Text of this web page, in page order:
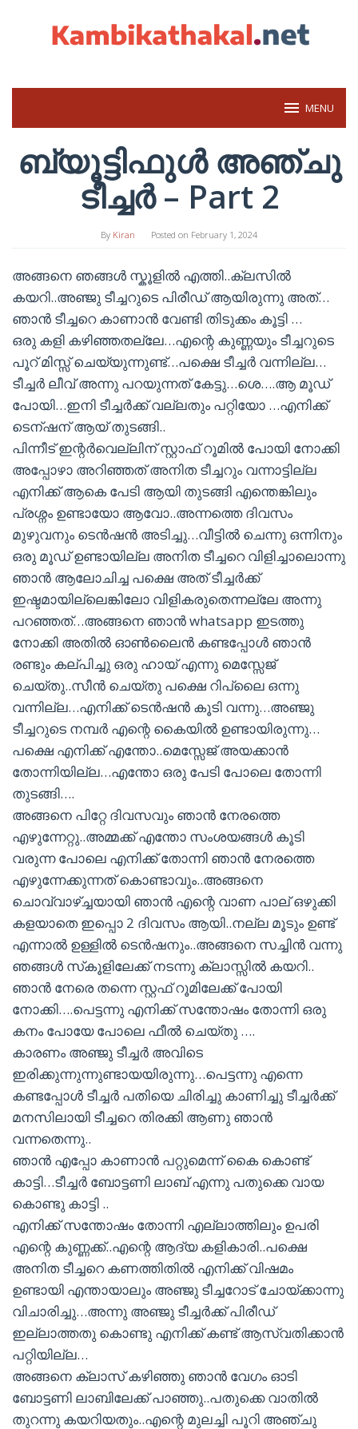
MENU
ബ്യൂട്ടിഫുൾ അഞ്ചു
ടീച്ചർ – Part 2
By Kiran Posted on February 1, 2024
അങ്ങനെ ഞങ്ങൾ സ്കൂളിൽ എത്തി..ക്ലസിൽ
കയറി..അഞ്ജു ടീച്ചറുടെ പിരീഡ് ആയിരുന്നു അത്…
ഞാൻ ടീച്ചറെ കാണാൻ വേണ്ടി തിടുക്കം കൂട്ടി …
ഒരു കളി കഴിഞ്ഞതല്ലേ…എന്റെ കുണ്ണയും ടീച്ചറുടെ
പൂറ് മിസ്സ് ചെയ്യുന്നുണ്ട്…പക്ഷെ ടീച്ചർ വന്നില്ല…
ടീച്ചർ ലീവ് അന്നു പറയുന്നത് കേട്ടു…ശെ….ആ മൂഡ്
പോയി…ഇനി ടീച്ചർക്ക് വല്ലതും പറ്റിയോ …എനിക്ക്
ടെന്ഷന് ആയ് തുടങ്ങി..
പിന്നീട് ഇന്റർവെല്ലിന് സ്റ്റാഫ് റൂമിൽ പോയി നോക്കി
അപ്പോഴാ അറിഞ്ഞത് അനിത ടീച്ചറും വന്നാട്ടില്ല
എനിക്ക് ആകെ പേടി ആയി തുടങ്ങി എന്തെങ്കിലും
പ്രശ്നം ഉണ്ടായോ ആവോ..അന്നത്തെ ദിവസം
മുഴുവനും ടെൻഷൻ അടിച്ചു…വീട്ടിൽ ചെന്നു ഒന്നിനും
ഒരു മൂഡ് ഉണ്ടായില്ല അനിത ടീച്ചറെ വിളിച്ചാലൊന്നു
ഞാൻ ആലോചിച്ച പക്ഷെ അത് ടീച്ചർക്ക്
ഇഷ്ടമായില്ലെങ്കിലോ വിളികരുതെന്നല്ലേ അന്നു
പറഞ്ഞത്…അങ്ങനെ ഞാൻ whatsapp ഇടത്തു
നോക്കി അതിൽ ഓൺലൈൻ കണ്ടപ്പോൾ ഞാൻ
രണ്ടും കല്പിച്ചു ഒരു ഹായ് എന്നു മെസ്സേജ്
ചെയ്തു..സീൻ ചെയ്തു പക്ഷെ റിപ്ലൈ ഒന്നു
വന്നില്ല…എനിക്ക് ടെൻഷൻ കൂടി വന്നു…അഞ്ജു
ടീച്ചറുടെ നമ്പർ എന്റെ കൈയിൽ ഉണ്ടായിരുന്നു…
പക്ഷെ എനിക്ക് എന്തോ..മെസ്സേജ് അയക്കാൻ
തോന്നിയില്ല…എന്തോ ഒരു പേടി പോലെ തോന്നി
തുടങ്ങി….
അങ്ങനെ പിറ്റേ ദിവസവും ഞാൻ നേരത്തെ
എഴുന്നേറ്റു..അമ്മക്ക് എന്തോ സംശയങ്ങൾ കൂടി
വരുന്ന പോലെ എനിക്ക് തോന്നി ഞാൻ നേരത്തെ
എഴുന്നേക്കുന്നത് കൊണ്ടാവും..അങ്ങനെ
ചൊവ്വാഴ്ച്ചയായി ഞാൻ എന്റെ വാണ പാല് ഒഴുക്കി
കളയാതെ ഇപ്പൊ 2 ദിവസം ആയി..നല്ല മൂടും ഉണ്ട്
എന്നാൽ ഉള്ളിൽ ടെൻഷനും..അങ്ങനെ സച്ചിൻ വന്നു
ഞങ്ങൾ സ്‌കൂളിലേക്ക് നടന്നു ക്ലാസ്സിൽ കയറി..
ഞാൻ നേരെ തന്നെ സ്റ്റഫ് റൂമിലേക്ക് പോയി
നോക്കി….പെട്ടന്നു എനിക്ക് സന്തോഷം തോന്നി ഒരു
കനം പോയേ പോലെ ഫീൽ ചെയ്തു ….
കാരണം അഞ്ജു ടീച്ചർ അവിടെ
ഇരിക്കുന്നുന്നുണ്ടായയിരുന്നു…പെട്ടന്നു എന്നെ
കണ്ടപ്പോൾ ടീച്ചർ പതിയെ ചിരിച്ചു കാണിച്ചു ടീച്ചർക്ക്
മനസിലായി ടീച്ചറെ തിരക്കി ആണു ഞാൻ
വന്നതെന്നു..
ഞാൻ എപ്പോ കാണാൻ പറ്റുമെന്ന് കൈ കൊണ്ട്
കാട്ടി…ടീച്ചർ ബോട്ടണി ലാബ് എന്നു പതുക്കെ വായ
കൊണ്ടു കാട്ടി ..
എനിക്ക് സന്തോഷം തോന്നി എല്ലാത്തിലും ഉപരി
എന്റെ കുണ്ണക്ക്..എന്റെ ആദ്യ കളികാരി..പക്ഷെ
അനിത ടീച്ചറെ കണത്തിതിൽ എനിക്ക് വിഷമം
ഉണ്ടായി എന്തായാലും അഞ്ജു ടീച്ചറോട് ചോയ്ക്കാന്നു
വിചാരിച്ചു…അന്നു അഞ്ജു ടീച്ചർക്ക് പിരീഡ്
ഇല്ലാത്തതു കൊണ്ടു എനിക്ക് കണ്ട് ആസ്വതിക്കാൻ
പറ്റിയില്ല…
അങ്ങനെ ക്ലാസ് കഴിഞ്ഞു ഞാൻ വേഗം ഓടി
ബോട്ടണി ലാബിലേക്ക് പാഞ്ഞു..പതുക്കെ വാതിൽ
തുറന്നു കയറിയതും..എന്റെ മുലച്ചി പൂറി അഞ്ചു